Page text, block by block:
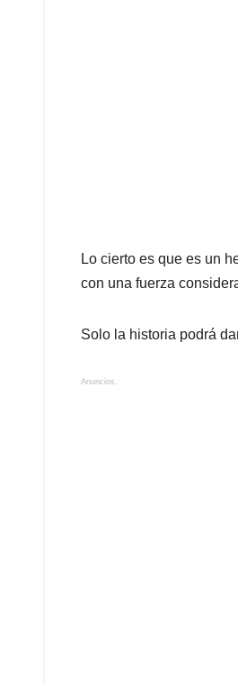
Lo cierto es que es un
con una fuerza
Solo la historia podrá
Anuncios.